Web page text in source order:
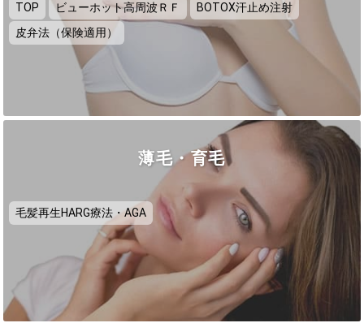
TOP ビューホット高周波ＲＦ
BOTOX汗止め注射
皮弁法（保険適用）
薄毛・育毛
毛髪再生HARG療法・AGA